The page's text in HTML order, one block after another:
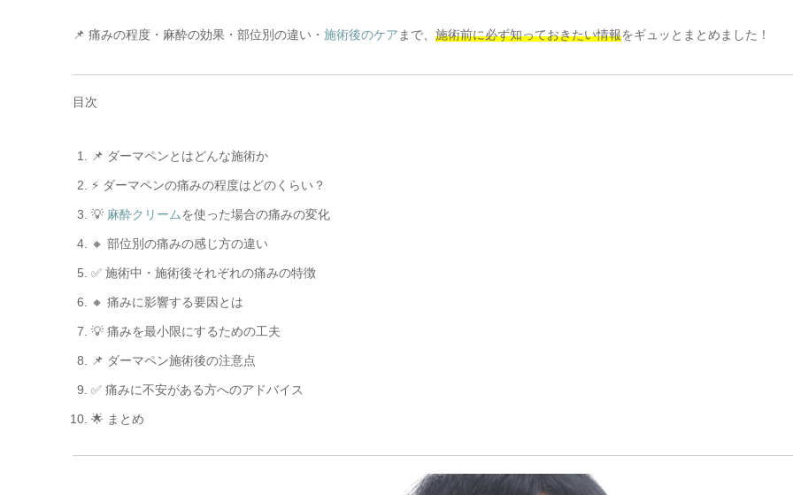
📌 痛みの程度・麻酔の効果・部位別の違い・ 施術後のケア まで、 施術前に必ず知っておきたい情報をギュッとまとめました！
目次
📌 ダーマペンとはどんな施術か
⚡ ダーマペンの痛みの程度はどのくらい？
💡 麻酔クリームを使った場合の痛みの変化
🔸 部位別の痛みの感じ方の違い
✅ 施術中・施術後それぞれの痛みの特徴
🔸 痛みに影響する要因とは
💡 痛みを最小限にするための工夫
📌 ダーマペン施術後の注意点
✅ 痛みに不安がある方へのアドバイス
🌟 まとめ